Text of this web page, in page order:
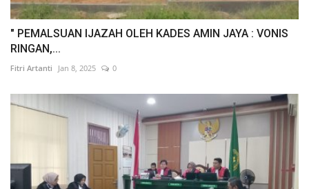
" PEMALSUAN IJAZAH OLEH KADES AMIN JAYA : VONIS
RINGAN,...
Fitri Artanti Jan 8, 2025 0